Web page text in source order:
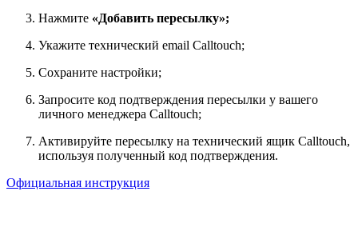
Нажмите «Добавить пересылку»;
Укажите технический email Calltouch;
Сохраните настройки;
Запросите код подтверждения пересылки у вашего
личного менеджера Calltouch;
Активируйте пересылку на технический ящик Calltouch,
используя полученный код подтверждения.
Официальная инструкция